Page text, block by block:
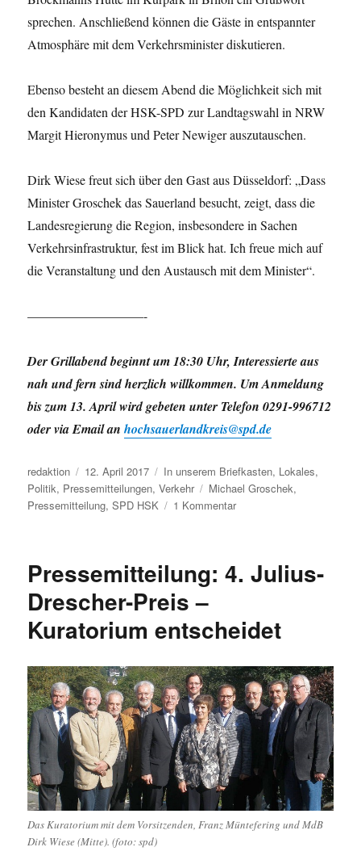
sprechen. Anschließend können die Gäste in entspannter
Atmosphäre mit dem Verkehrsminister diskutieren.
Ebenso besteht an diesem Abend die Möglichkeit sich mit
den Kandidaten der HSK-SPD zur Landtagswahl in NRW
Margit Hieronymus und Peter Newiger auszutauschen.
Dirk Wiese freut sich über den Gast aus Düsseldorf: „Dass
Minister Groschek das Sauerland besucht, zeigt, dass die
Landesregierung die Region, insbesondere in Sachen
Verkehrsinfrastruktur, fest im Blick hat. Ich freue mich auf
die Veranstaltung und den Austausch mit dem Minister“.
—————————-
Der Grillabend beginnt um 18:30 Uhr, Interessierte aus
nah und fern sind herzlich willkommen. Um Anmeldung
bis zum 13. April wird gebeten unter Telefon 0291-996712
oder via Email anhochsauerlandkreis@spd.de
Autor
redaktion
Veröffentlicht
am
12. April 2017 Kategorien
In unserem Briefkasten, Lokales,
Politik, Pressemitteilungen,Verkehr Schlagwörter
Michael Groschek,
Pressemitteilung,SPD HSK 1 Kommentarzu
mit
NRW
Groschek“
Pressemitteilung: 4. Julius-
Drescher-Preis –
Kuratorium entscheidet
Das Kuratorium mit dem Vorsitzenden, Franz Müntefering und MdB
Dirk Wiese (Mitte). (foto: spd)